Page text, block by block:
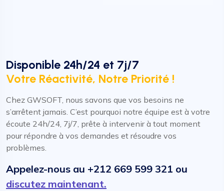
gestion de transport
je veux un site ecommerce
Disponible 24h/24 et 7j/7
Votre Réactivité, Notre Priorité !
Chez GWSOFT, nous savons que vos besoins ne
s’arrêtent jamais. C’est pourquoi notre équipe est à votre
écoute 24h/24, 7j/7, prête à intervenir à tout moment
pour répondre à vos demandes et résoudre vos
problèmes.
Appelez-nous au +212 669 599 321 ou
discutez maintenant.